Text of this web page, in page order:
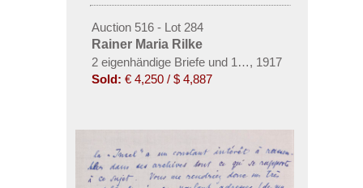
Auction 516 - Lot 284
Rainer Maria Rilke
2 eigenhändige Briefe und 1 Porträtfotokarte
, 1917
Sold: € 4,250 / $ 4,887